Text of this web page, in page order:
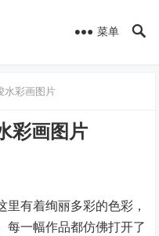
菜单
水彩画图片
彩画图片
有着绚丽多彩的色彩，
每一幅作品都仿佛打开了